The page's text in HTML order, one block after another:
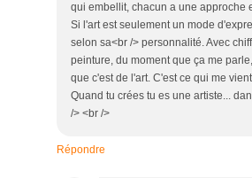
qui embellit, chacun a une approche
Si l'art est seulement un mode
selon sa<br /> personnalité. Avec
peinture, du moment que ça me
que c'est de l'art. C'est ce qui me
Quand tu crées tu es une artiste...
/> <br />
Répondre